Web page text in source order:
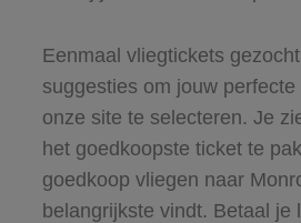
Eenmaal vliegtickets
suggesties om jouw
onze site te selecteren. Je
het goedkoopste ticket te
goedkoop vliegen naar
belangrijkste vindt. Betaal je